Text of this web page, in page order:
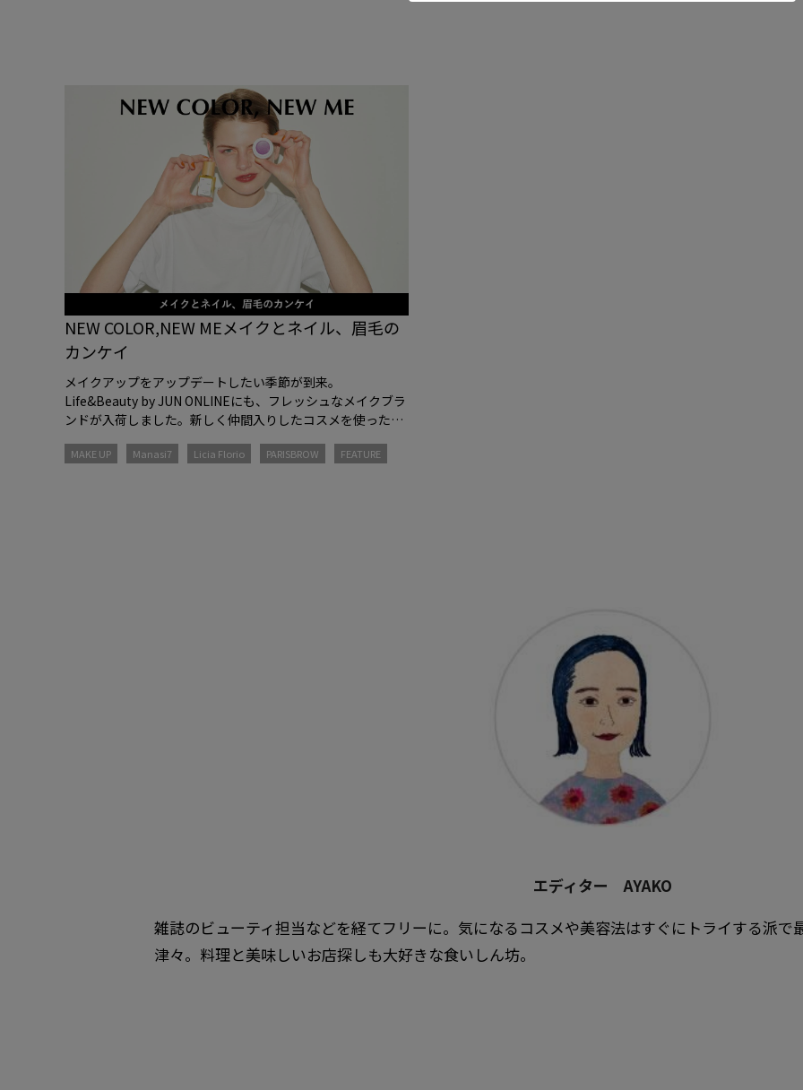
NEW COLOR,NEW MEメイクとネイル、眉毛の
カンケイ
メイクアップをアップデートしたい季節が到来。
Life&Beauty by JUN ONLINEにも、フレッシュなメイクブラ
ンドが入荷しました。新しく仲間入りしたコスメを使ったト
躍する、ヘアメイクの岩田美香さんがレクチャー。メイクと
MAKE UP Manasi7 Licia Florio PARISBROW FEATURE
エディター AYAKO
雑誌のビューティ担当などを経てフリーに。気になるコスメや美容法はすぐにトライする派で
津々。料理と美味しいお店探しも大好きな食いしん坊。